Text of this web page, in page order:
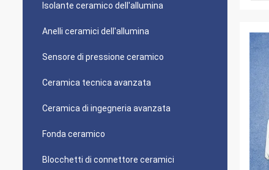
Isolante ceramico dell'allumina
Anelli ceramici dell'allumina
Sensore di pressione ceramico
Ceramica tecnica avanzata
Ceramica di ingegneria avanzata
Fonda ceramico
Blocchetti di connettore ceramici